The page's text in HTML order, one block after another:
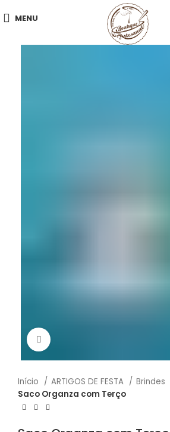
MENU
Início ARTIGOS DE FESTA
Brindes
Saco Organza com Terço